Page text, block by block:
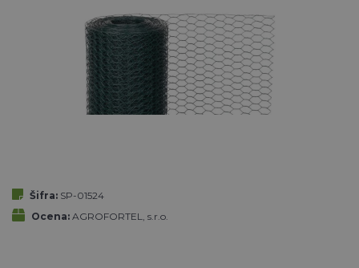
Šifra: SP-01524
Ocena: AGROFORTEL, s.r.o.